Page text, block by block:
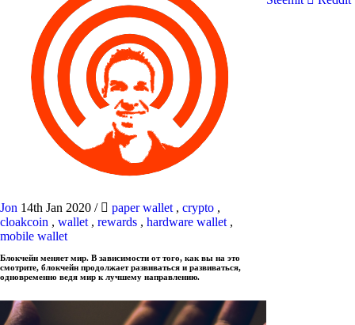
Jon 14th Jan 2020 / paper wallet , crypto ,
cloakcoin , wallet , rewards , hardware wallet ,
mobile wallet
Блокчейн меняет мир. В зависимости от того, как вы на это
смотрите, блокчейн продолжает развиваться и развиваться,
одновременно ведя мир к лучшему направлению.